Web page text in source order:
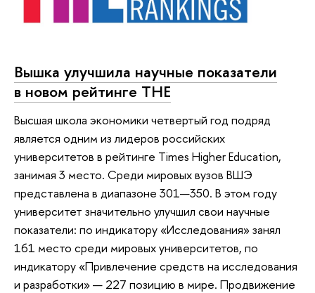
Вышка улучшила научные показатели
в новом рейтинге THE
Высшая школа экономики четвертый год подряд
является одним из лидеров российских
университетов в рейтинге Times Higher Education,
занимая 3 место. Среди мировых вузов ВШЭ
представлена в диапазоне 301—350. В этом году
университет значительно улучшил свои научные
показатели: по индикатору «Исследования» занял
161 место среди мировых университетов, по
индикатору «Привлечение средств на исследования
и разработки» — 227 позицию в мире. Продвижение